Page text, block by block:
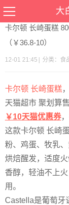
大
当前位置： 优惠
卡尔顿 长崎蛋糕
（￥36.8-10）
12-01 21:45 分类： 食
卡尔顿 长崎蛋糕
天猫超市 聚划算
￥10天猫优惠券
这款卡尔顿 长崎
粉、鸡蛋、牧乳
烘焙醒发，适度
香醇，轻油不上
用。
Castella是葡萄牙